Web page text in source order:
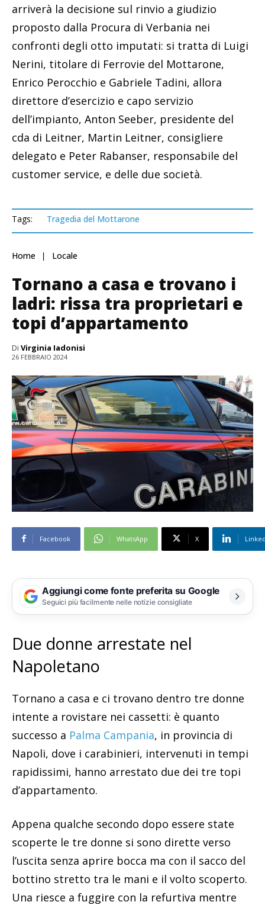
arriverà la decisione sul rinvio a giudizio
proposto dalla Procura di Verbania nei
confronti degli otto imputati: si tratta di Luigi
Nerini, titolare di Ferrovie del Mottarone,
Enrico Perocchio e Gabriele Tadini, allora
direttore d’esercizio e capo servizio
dell’impianto, Anton Seeber, presidente del
cda di Leitner, Martin Leitner, consigliere
delegato e Peter Rabanser, responsabile del
customer service, e delle due società.
Tags: Tragedia del Mottarone
Home Locale
Tornano a casa e trovano i
ladri: rissa tra proprietari e
topi d’appartamento
Di Virginia Iadonisi
26 FEBBRAIO 2024
Facebook WhatsApp X
Aggiungi come fonte preferita su Google
Seguici più facilmente nelle notizie consigliate
Due donne arrestate nel
Napoletano
Tornano a casa e ci trovano dentro tre donne
intente a rovistare nei cassetti: è quanto
successo a Palma Campania, in provincia di
Napoli, dove i carabinieri, intervenuti in tempi
rapidissimi, hanno arrestato due dei tre topi
d’appartamento.
Appena qualche secondo dopo essere state
scoperte le tre donne si sono dirette verso
l’uscita senza aprire bocca ma con il sacco del
bottino stretto tra le mani e il volto scoperto.
Una riesce a fuggire con la refurtiva mentre